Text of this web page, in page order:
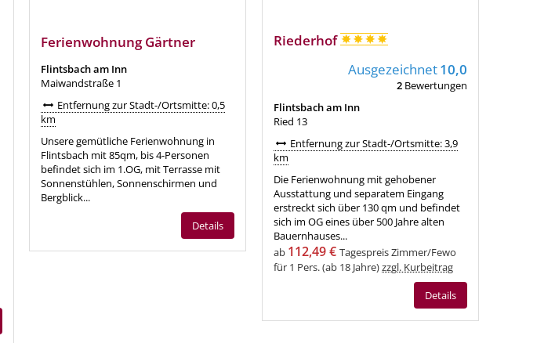
Riederhof
Ausgezeichnet10,0
2 Bewertungen
Flintsbach am Inn
Ried 13
Entfernung zur Stadt-/Ortsmitte: 3,9
km
Die Ferienwohnung mit gehobener
Ausstattung und separatem Eingang
erstreckt sich über 130 qm und befindet
sich im OG eines über 500 Jahre alten
Bauernhauses...
ab 112,49 € Tagespreis Zimmer/Fewo
für 1 Pers. (ab 18 Jahre)zzgl. Kurbeitrag
Details
Ferienwohnung Gärtner
Flintsbach am Inn
Maiwandstraße 1
Entfernung zur Stadt-/Ortsmitte: 0,5
km
Unsere gemütliche Ferienwohnung in
Flintsbach mit 85qm, bis 4-Personen
befindet sich im 1.OG, mit Terrasse mit
Sonnenstühlen, Sonnenschirmen und
Bergblick...
Details